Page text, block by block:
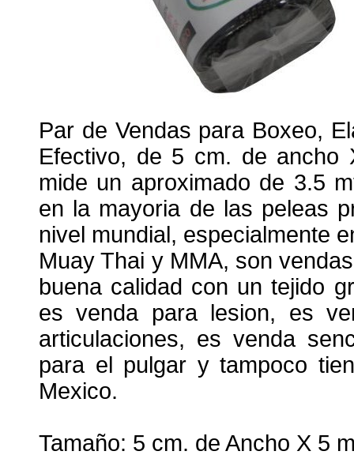
Par de Vendas para Boxeo,
Efectivo, de 5 cm. de
mide un aproximado de 3.5
en la mayoria de las peleas
nivel mundial, especialmente
Muay Thai y MMA, son
buena calidad con un tejido
es venda para lesion, es
articulaciones, es venda
para el pulgar y tampoco
Mexico.
Tamaño: 5 cm. de Ancho X 5